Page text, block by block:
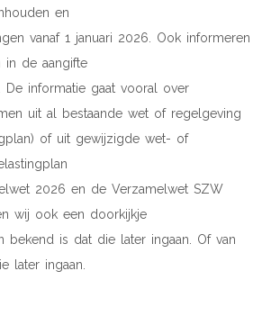
en
vanaf 1 januari 2026. Ook informeren
de aangifte
De informatie gaat vooral over
uit al bestaande wet of regelgeving
of uit gewijzigde wet- of
2026 en de Verzamelwet SZW
wij ook een doorkijkje
bekend is dat die later ingaan. Of van
later ingaan.